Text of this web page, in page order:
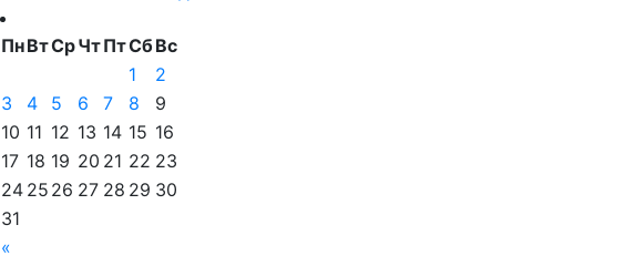
ПнВтСрЧтПтСбВс
«
1
2
3
4 5 6 7 8
9
10 11 12 13 14 15 16
17 18 19 20 21 22 23
24 25 26 27 28 29 30
31